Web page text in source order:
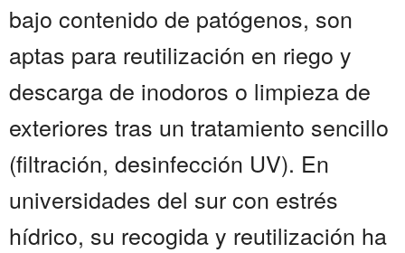
bajo contenido de patógenos, son
aptas para reutilización en riego y
descarga de inodoros o limpieza de
exteriores tras un tratamiento sencillo
(filtración, desinfección UV). En
universidades del sur con estrés
hídrico, su recogida y reutilización ha